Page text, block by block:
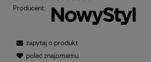
Producent:
zapytaj o produkt
poleć znajomemu